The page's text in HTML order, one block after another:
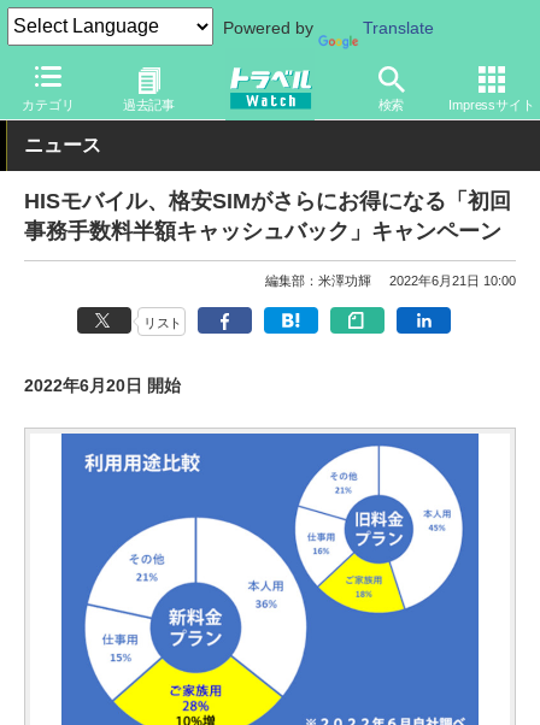
Powered by Translate
カテゴリ 過去記事 検索 Impressサイト
トラベル Watch 旅の方法
ニュース
HISモバイル、格安SIMがさらにお得になる「初回
事務手数料半額キャッシュバック」キャンペーン
編集部：米澤功輝 2022年6月21日 10:00
リスト
2022年6月20日 開始